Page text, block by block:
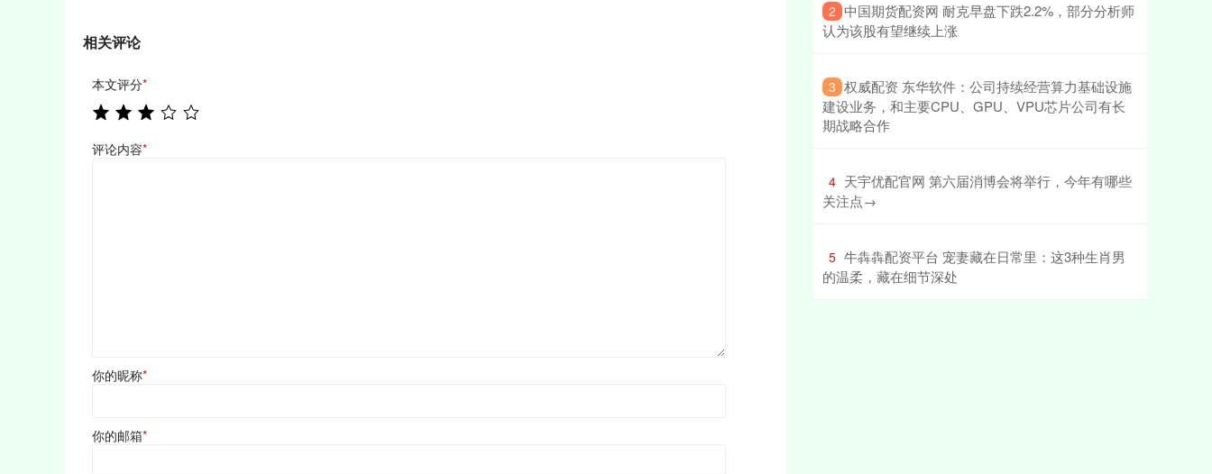
相关评论
本文评分*
评论内容*
你的昵称*
你的邮箱*
2 ​中国期货配资网 耐克早盘下跌2.2%，部分分析师
认为该股有望继续上涨
3 ​权威配资 东华软件：公司持续经营算力基础设施
建设业务，和主要CPU、GPU、VPU芯片公司有长
期战略合作
4 ​天宇优配官网 第六届消博会将举行，今年有哪些
关注点→
5 ​牛犇犇配资平台 宠妻藏在日常里：这3种生肖男
的温柔，藏在细节深处